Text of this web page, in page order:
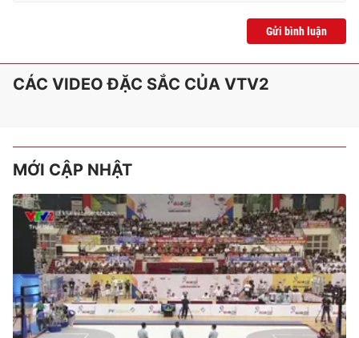
Gửi bình luận
CÁC VIDEO ĐẶC SẮC CỦA VTV2
MỚI CẬP NHẬT